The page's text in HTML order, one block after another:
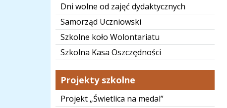
Dni wolne od zajęć dydaktycznych
Samorząd Uczniowski
Szkolne koło Wolontariatu
Szkolna Kasa Oszczędności
Projekty szkolne
Projekt „Świetlica na medal”